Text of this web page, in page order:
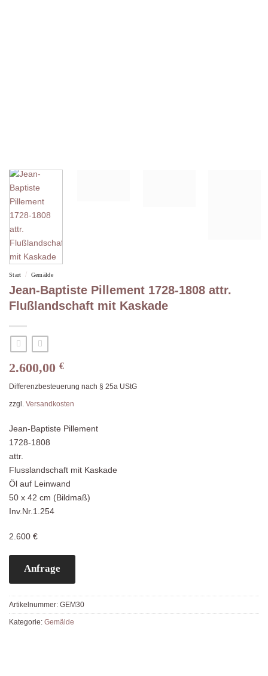
Start / Gemälde
Jean-Baptiste Pillement 1728-1808 attr.
Flußlandschaft mit Kaskade
2.600,00 €
Differenzbesteuerung nach § 25a UStG
zzgl. Versandkosten
Jean-Baptiste Pillement
1728-1808
attr.
Flusslandschaft mit Kaskade
Öl auf Leinwand
50 x 42 cm (Bildmaß)
Inv.Nr.1.254
2.600 €
Anfrage
Artikelnummer: GEM30
Kategorie: Gemälde